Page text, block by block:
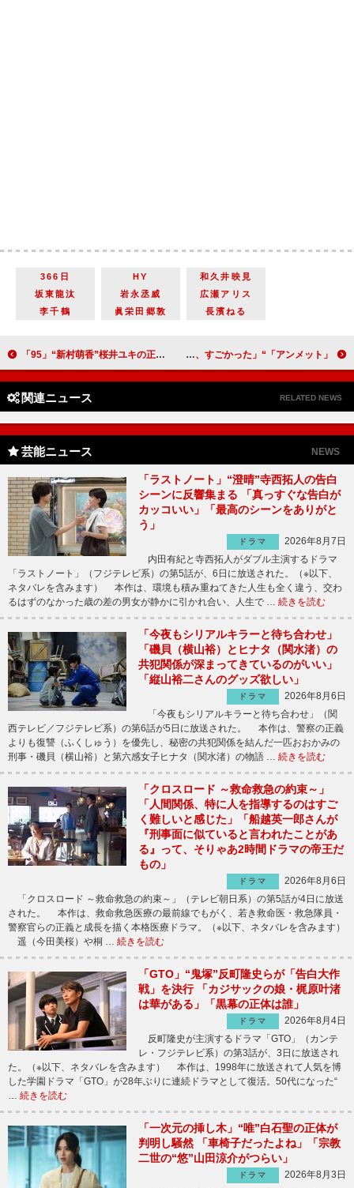
366日 HY
和久井映見
坂東龍汰
岩永丞威
広瀬アリス
李千鶴
眞栄田郷敦 長濱ねる
「95」“新村萌香”桜井ユキの正体に驚きの声 「父親はまさか…？」「新村さんの狙いは何だろう」 「アンメット」“三瓶”若葉竜也が“ミヤビ”杉咲花に衝撃の告白 「あなたを治したいと伝えるシーン、すごかった」
関連ニュース RELATED NEWS
芸能ニュース NEWS
「ラストノート」“澄晴”寺西拓人の告白
シーンに反響集まる 「真っすぐな告白が
カッコいい」「最高のシーンをありがと
う」
ドラマ
2026年8月7日
内田有紀と寺西拓人がダブル主演するドラマ
「ラストノート」（フジテレビ系）の第5話が、6日に放送された。（※以下、
ネタバレを含みます） 本作は、環境も積み重ねてきた人生も全く違う、交わ
るはずのなかった歳の差の男女が静かに引かれ合い、人生で … 続きを読む
「今夜もシリアルキラーと待ち合わせ」
「磯貝（横山裕）とヒナタ（関水渚）の
共犯関係が深まってきているのがいい」
「縦山裕二さんのグッズ欲しい」
ドラマ
2026年8月6日
「今夜もシリアルキラーと待ち合わせ」（関
西テレビ／フジテレビ系）の第6話が5日に放送された。 本作は、警察の正義
よりも復讐（ふくしゅう）を優先し、秘密の共犯関係を結んだ一匹おおかみの
刑事・磯貝（横山裕）と第六感女子ヒナタ（関水渚）の物語 … 続きを読む
「クロスロード ～救命救急の約束～」
「人間関係、特に人を指導するのはすご
く難しいと感じた」「船越英一郎さんが
『刑事面に似ていると言われたことがあ
る』って、そりゃあ2時間ドラマの帝王だ
もの」
ドラマ
2026年8月6日
「クロスロード ～救命救急の約束～」（テレビ朝日系）の第5話が4日に放送
された。 本作は、救命救急医療の最前線でもがく、若き救命医・救急隊員・
警察官らの正義と成長を描く本格医療ドラマ。（※以下、ネタバレを含みます）
遥（今田美桜）や桐 … 続きを読む
「GTO」“鬼塚”反町隆史らが「告白大作
戦」を決行 「カジサックの娘・梶原叶渚
は華がある」「黒幕の正体は誰」
ドラマ
2026年8月4日
反町隆史が主演するドラマ「GTO」（カンテ
レ・フジテレビ系）の第3話が、3日に放送され
た。（※以下、ネタバレを含みます） 本作は、1998年に放送されて人気を博
した学園ドラマ「GTO」が28年ぶりに連続ドラマとして復活。50代になった“
… 続きを読む
「一次元の挿し木」“唯”白石聖の正体が
判明し騒然 「車椅子だったよね」「宗教
二世の“悠”山田涼介がつらい」
ドラマ
2026年8月3日